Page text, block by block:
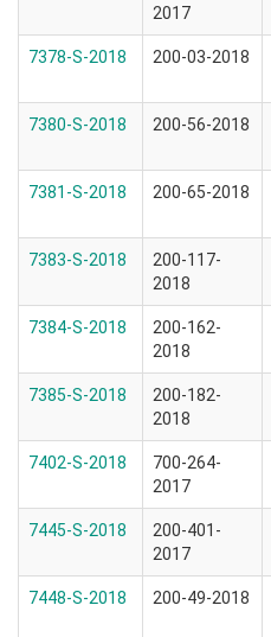
2017
7378-S-2018 200-03-2018
7380-S-2018 200-56-2018
7381-S-2018 200-65-2018
7383-S-2018
200-117-
2018
7384-S-2018
200-162-
2018
7385-S-2018
200-182-
2018
7402-S-2018
700-264-
2017
7445-S-2018
200-401-
2017
7448-S-2018 200-49-2018